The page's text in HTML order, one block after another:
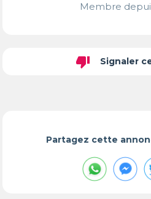
Membre
thumb_down Signaler
Partagez cette